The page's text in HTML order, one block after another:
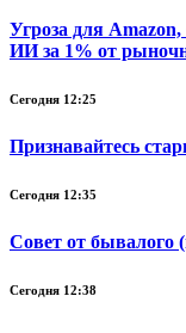
Угроза для Amazon,
ИИ за 1% от
Сегодня 12:25
Признавайтесь
Сегодня 12:35
Совет от бывалого
Сегодня 12:38